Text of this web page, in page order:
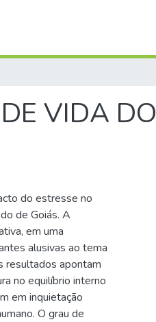
VIDA DO
do estresse no
de Goiás. A
em uma
alusivas ao tema
resultados apontam
no equilíbrio interno
em inquietação
O grau de